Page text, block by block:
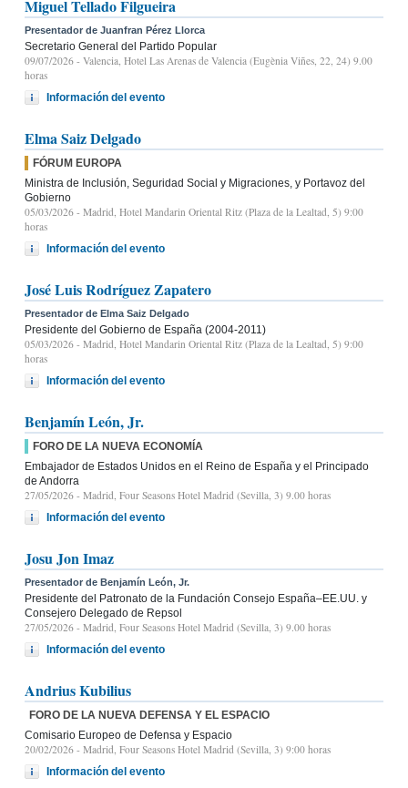
Miguel Tellado Filgueira
Presentador de Juanfran Pérez Llorca
Secretario General del Partido Popular
09/07/2026 - Valencia, Hotel Las Arenas de Valencia (Eugènia Viñes, 22, 24) 9.00
horas
Información del evento
Elma Saiz Delgado
FÓRUM EUROPA
Ministra de Inclusión, Seguridad Social y Migraciones, y Portavoz del
Gobierno
05/03/2026 - Madrid, Hotel Mandarin Oriental Ritz (Plaza de la Lealtad, 5) 9:00
horas
Información del evento
José Luis Rodríguez Zapatero
Presentador de Elma Saiz Delgado
Presidente del Gobierno de España (2004-2011)
05/03/2026 - Madrid, Hotel Mandarin Oriental Ritz (Plaza de la Lealtad, 5) 9:00
horas
Información del evento
Benjamín León, Jr.
FORO DE LA NUEVA ECONOMÍA
Embajador de Estados Unidos en el Reino de España y el Principado
de Andorra
27/05/2026 - Madrid, Four Seasons Hotel Madrid (Sevilla, 3) 9.00 horas
Información del evento
Josu Jon Imaz
Presentador de Benjamín León, Jr.
Presidente del Patronato de la Fundación Consejo España–EE.UU. y
Consejero Delegado de Repsol
27/05/2026 - Madrid, Four Seasons Hotel Madrid (Sevilla, 3) 9.00 horas
Información del evento
Andrius Kubilius
FORO DE LA NUEVA DEFENSA Y EL ESPACIO
Comisario Europeo de Defensa y Espacio
20/02/2026 - Madrid, Four Seasons Hotel Madrid (Sevilla, 3) 9:00 horas
Información del evento